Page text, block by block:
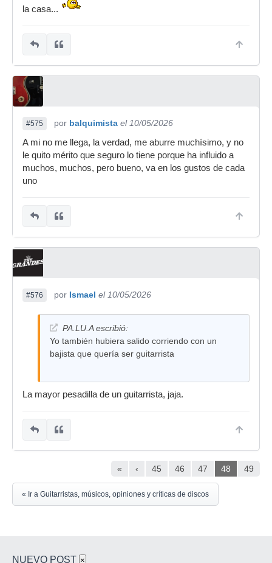
la casa...
#575 por balquimista el 10/05/2026
A mi no me llega, la verdad, me aburre muchísimo, y no
le quito mérito que seguro lo tiene porque ha influido a
muchos, muchos, pero bueno, va en los gustos de cada
uno
#576 por Ismael el 10/05/2026
PA.LU.A escribió:
Yo también hubiera salido corriendo con un
bajista que quería ser guitarrista
La mayor pesadilla de un guitarrista, jaja.
« ‹ 45 46 47 48 49
« Ir a Guitarristas, músicos, opiniones y críticas de discos
NUEVO POST ×